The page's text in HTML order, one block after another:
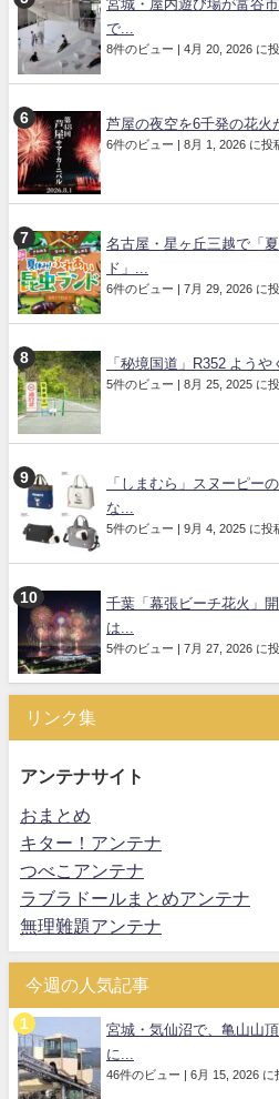
宮城・屋内遊び場が富谷
で...
8件のビュー 4月 20, 2026 に
芦屋の夜空を6千発の花火
6件のビュー 8月 1, 2026 に投
名古屋・星ヶ丘三越で「
ド」...
6件のビュー 7月 29, 2026 に
「秘境国道」R352 よう
5件のビュー 8月 25, 2025 に
「しまむら」スヌーピー
な...
5件のビュー 9月 4, 2025 に投
千葉「幕張ビーチ花火」
は...
5件のビュー 7月 27, 2026 に
リンク集
アンテナサイト
おまとめ
キター！アンテナ
つべこアンテナ
ラブラドールまとめアンテナ
無理難題アンテナ
今週の人気記事
宮城・気仙沼で、亀山山
に...
46件のビュー 6月 15, 2026 に